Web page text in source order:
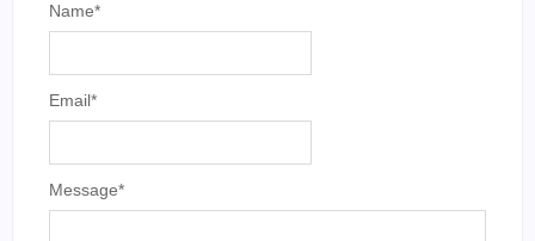
Message*
Name*
Email*